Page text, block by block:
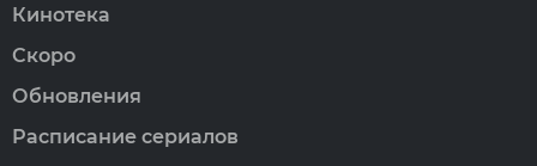
Кинотека
Скоро
Обновления
Расписание сериалов